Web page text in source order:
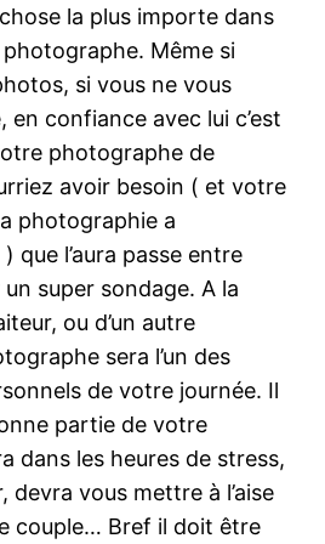
la plus importe dans
Même si
si vous ne vous
en confiance avec lui c’est
photographe de
avoir besoin ( et votre
photographie a
que l’aura passe entre
super sondage. A la
ou d’un autre
sera l’un des
de votre journée. Il
partie de votre
dans les heures de stress,
devra vous mettre à l’aise
couple… Bref il doit être